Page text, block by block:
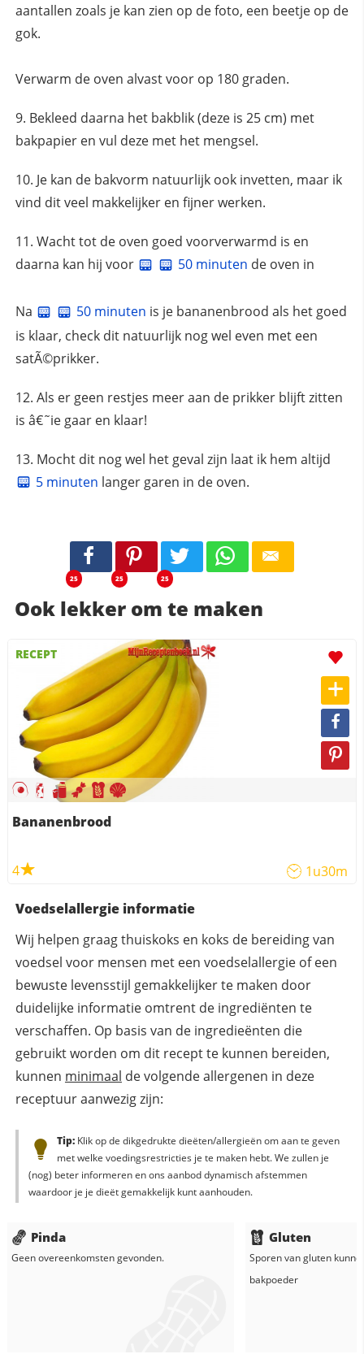
aantallen zoals je kan zien op de foto, een beetje op de
gok.
Verwarm de oven alvast voor op 180 graden.
Bekleed daarna het bakblik (deze is 25 cm) met
bakpapier en vul deze met het mengsel.
Je kan de bakvorm natuurlijk ook invetten, maar ik
vind dit veel makkelijker en fijner werken.
Wacht tot de oven goed voorverwarmd is en
daarna kan hij voor
50 minuten de oven in
Na 50 minuten is je bananenbrood als het goed
is klaar, check dit natuurlijk nog wel even met een
satÃ©prikker.
Als er geen restjes meer aan de prikker blijft zitten
is â€˜ie gaar en klaar!
Mocht dit nog wel het geval zijn laat ik hem altijd
5 minuten langer garen in de oven.
25 25 25
Ook lekker om te maken
RECEPT
Bananenbrood
4 1u30m
Voedselallergie informatie
Wij helpen graag thuiskoks en koks de bereiding van
voedsel voor mensen met een voedselallergie of een
bewuste levensstijl gemakkelijker te maken door
duidelijke informatie omtrent de ingrediënten te
verschaffen. Op basis van de ingredieënten die
gebruikt worden om dit recept te kunnen bereiden,
kunnen minimaal de volgende allergenen in deze
receptuur aanwezig zijn:
Tip:Klik op de dikgedrukte dieëten/allergieën om aan te geven
met welke voedingsrestricties je te maken hebt. We zullen je
(nog) beter informeren en ons aanbod dynamisch afstemmen
waardoor je je dieët gemakkelijk kunt aanhouden.
Pinda
Geen overeenkomsten gevonden.
Gluten
Sporen van gluten
bakpoeder